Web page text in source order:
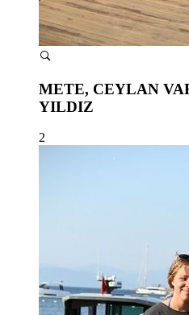
METE, CEYLAN
YILDIZ
2